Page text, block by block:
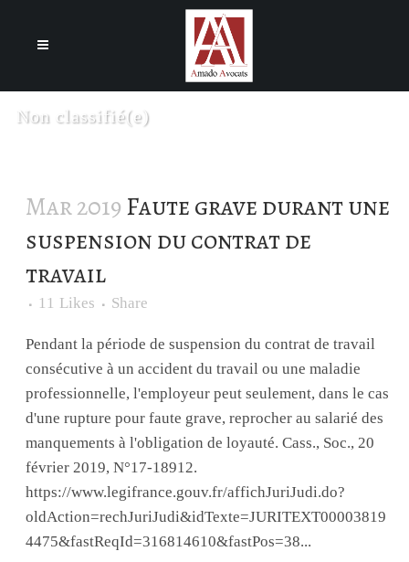
Non classifié(e)
Mar 2019Faute grave durant une
suspension du contrat de
travail
11 Likes Share
Pendant la période de suspension du contrat de travail
consécutive à un accident du travail ou une maladie
professionnelle, l'employeur peut seulement, dans le cas
d'une rupture pour faute grave, reprocher au salarié des
manquements à l'obligation de loyauté. Cass., Soc., 20
février 2019, N°17-18912.
https://www.legifrance.gouv.fr/affichJuriJudi.do?
oldAction=rechJuriJudi&idTexte=JURITEXT00003819
4475&fastReqId=316814610&fastPos=38...